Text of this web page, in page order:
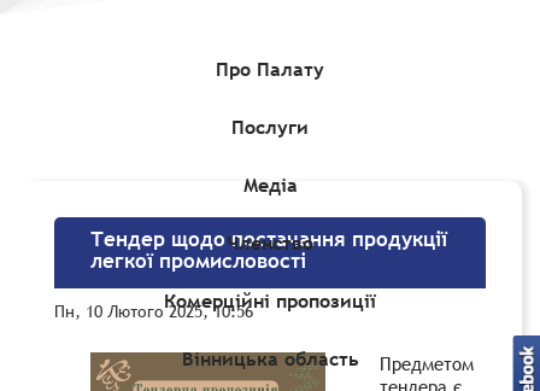
Про Палату
Послуги
Медіа
Членство
Комерційні пропозиції
Вінницька область
Комерційні пропозиції»Тендер щодо постачання
Тендер щодо постачання продукції
легкої промисловості
Пн, 10 Лютого 2025, 10:56
Предметом
тендера є